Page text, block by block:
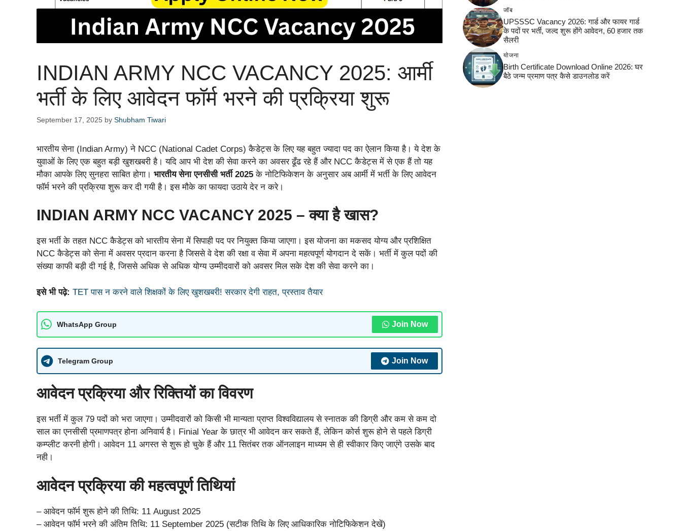
INDIAN ARMY NCC VACANCY 2025: आर्मी
भर्ती के लिए आवेदन फॉर्म भरने की प्रक्रिया शुरू
September 17, 2025 by Shubham Tiwari
भारतीय सेना (Indian Army) ने NCC (National Cadet Corps) कैडेट्स के लिए यह बहुत ज्यादा पद का ऐलान किया है। ये देश के
युवाओं के लिए एक बहुत बड़ी खुशखबरी है। यदि आप भी देश की सेवा करने का अवसर ढूँढ रहे हैं और NCC कैडेट्स में से एक हैं तो यह
मौका आपके लिए सुनहरा साबित होगा। भारतीय सेना एनसीसी भर्ती 2025 के नोटिफिकेशन के अनुसार अब आर्मी में भर्ती के लिए आवेदन
फॉर्म भरने की प्रक्रिया शुरू कर दी गयी है। इस मौके का फायदा उठाये देर न करे।
INDIAN ARMY NCC VACANCY 2025 – क्या है खास?
इस भर्ती के तहत NCC कैडेट्स को भारतीय सेना में सिपाही पद पर नियुक्त किया जाएगा। इस योजना का मकसद योग्य और प्रशिक्षित
NCC कैडेट्स को सेना में अवसर प्रदान करना है जिससे वे देश की रक्षा व सेवा में अपना महत्वपूर्ण योगदान दे सकें। भर्ती में कुल पदों की
संख्या काफी बड़ी दी गई है, जिससे अधिक से अधिक योग्य उम्मीदवारों को अवसर मिल सके देश की सेवा करने का।
इसे भी पढ़े: TET पास न करने वाले शिक्षकों के लिए खुशखबरी! सरकार देगी राहत, प्रस्ताव तैयार
WhatsApp Group Join Now
Telegram Group Join Now
आवेदन प्रक्रिया और रिक्तियों का विवरण
इस भर्ती में कुल 79 पदों को भरा जाएगा। उम्मीदवारों को किसी भी मान्यता प्राप्त विश्वविद्यालय से स्नातक की डिग्री और कम से कम दो
साल का एनसीसी प्रमाणपत्र होना अनिवार्य है। Finial Year के छात्र भी आवेदन कर सकते हैं, लेकिन कोर्स शुरू होने से पहले डिग्री
कम्प्लीट करनी होगी। आवेदन 11 अगस्त से शुरू हो चुके हैं और 11 सितंबर तक ऑनलाइन माध्यम से ही स्वीकार किए जाएंगे उसके बाद
नही।
आवेदन प्रक्रिया की महत्वपूर्ण तिथियां
– आवेदन फॉर्म शुरू होने की तिथि: 11 August 2025
– आवेदन फॉर्म भरने की अंतिम तिथि: 11 September 2025 (सटीक तिथि के लिए आधिकारिक नोटिफिकेशन देखें)
जॉब
UPSSSC Vacancy 2026: गार्ड और फायर गार्ड
के पदों पर भर्ती, जल्द शुरू होंगे आवेदन, 60 हजार तक
सैलरी
योजना
Birth Certificate Download Online 2026: घर
बैठे जन्म प्रमाण पत्र कैसे डाउनलोड करें